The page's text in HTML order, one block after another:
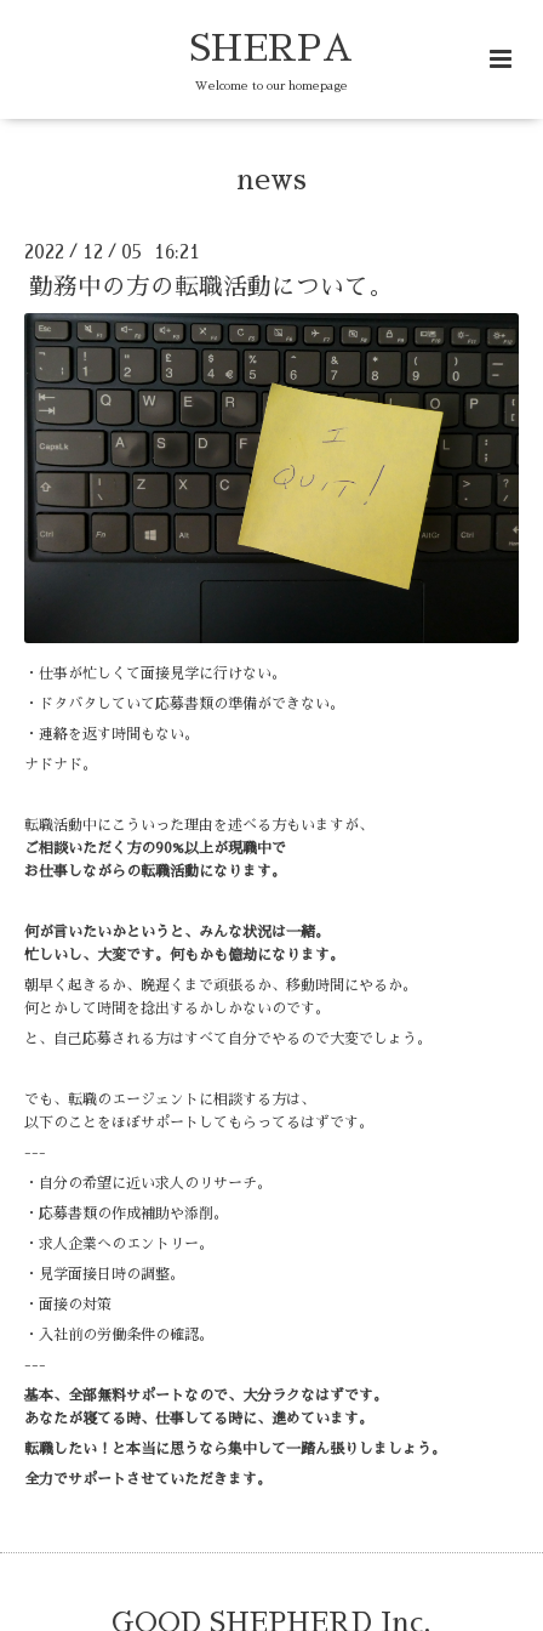
SHERPA
Welcome to our homepage
news
2022 / 12 / 05 16:21
勤務中の方の転職活動について。
・仕事が忙しくて面接見学に行けない。
・ドタバタしていて応募書類の準備ができない。
・連絡を返す時間もない。
ナドナド。
転職活動中にこういった理由を述べる方もいますが、
ご相談いただく方の90%以上が現職中で
お仕事しながらの転職活動になります。
何が言いたいかというと、みんな状況は一緒。
忙しいし、大変です。何もかも億劫になります。
朝早く起きるか、晩遅くまで頑張るか、移動時間にやるか。
何とかして時間を捻出するかしかないのです。
と、自己応募される方はすべて自分でやるので大変でしょう。
でも、転職のエージェントに相談する方は、
以下のことをほぼサポートしてもらってるはずです。
---
・自分の希望に近い求人のリサーチ。
・応募書類の作成補助や添削。
・求人企業へのエントリー。
・見学面接日時の調整。
・面接の対策
・入社前の労働条件の確認。
---
基本、全部無料サポートなので、大分ラクなはずです。
あなたが寝てる時、仕事してる時に、進めています。
転職したい！と本当に思うなら集中して一踏ん張りしましょう。
全力でサポートさせていただきます。
GOOD SHEPHERD Inc.